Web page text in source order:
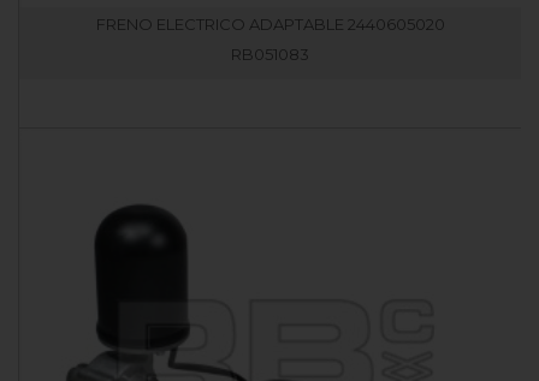
FRENO ELECTRICO ADAPTABLE 2440605020
RB051083